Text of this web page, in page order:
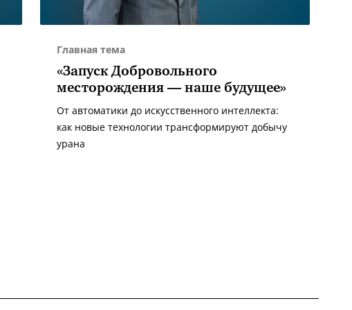
Главная тема
«Запуск Добровольного
месторождения — наше будущее»
От автоматики до искусственного интеллекта:
как новые технологии трансформируют добычу
урана